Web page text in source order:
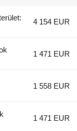
4 154 EUR
1 471 EUR
1 558 EUR
1 471 EUR